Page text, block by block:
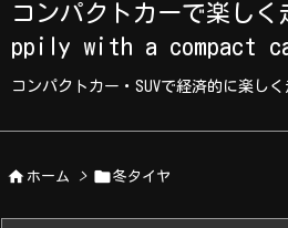
コンパクトカーで楽しく
ppily with a compact
コンパクトカー・SUVで経済的に楽しく
 ホーム > 冬タイヤ